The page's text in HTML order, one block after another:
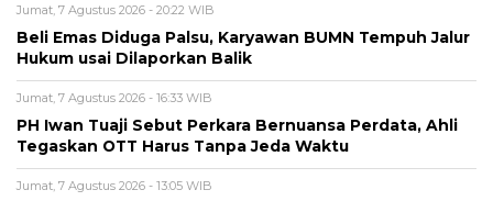
Jumat, 7 Agustus 2026 - 20:22 WIB
Beli Emas Diduga Palsu, Karyawan BUMN Tempuh Jalur
Hukum usai Dilaporkan Balik
Jumat, 7 Agustus 2026 - 16:33 WIB
PH Iwan Tuaji Sebut Perkara Bernuansa Perdata, Ahli
Tegaskan OTT Harus Tanpa Jeda Waktu
Jumat, 7 Agustus 2026 - 13:05 WIB